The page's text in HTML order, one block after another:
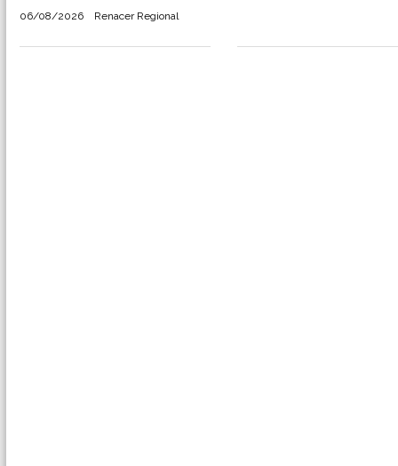
Renacer Regional
06/08/2026